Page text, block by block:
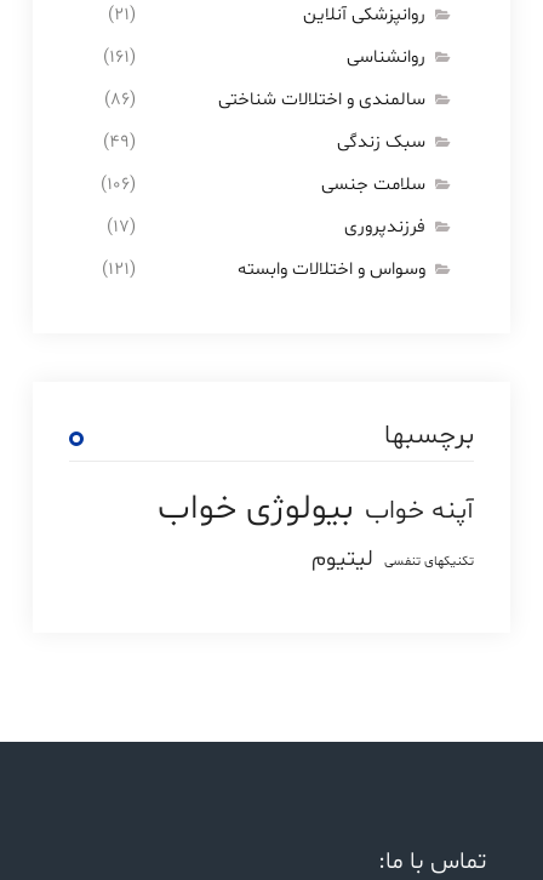
روانپزشکی آنلاین
(۲۱)
روانشناسی
(۱۶۱)
سالمندی و اختلالات شناختی
(۸۶)
سبک زندگی
(۴۹)
سلامت جنسی
(۱۰۶)
فرزندپروری
(۱۷)
وسواس و اختلالات وابسته
(۱۲۱)
برچسبها
آپنه خواب بیولوژی خواب
تکنیکهای تنفسی لیتیوم
تماس با ما: